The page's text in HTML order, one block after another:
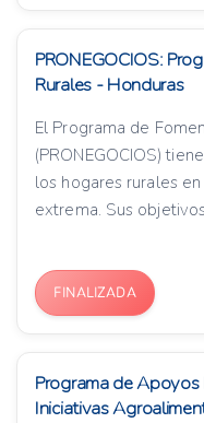
PRONEGOCIOS:
Rurales - Honduras
El Programa de
(PRONEGOCIOS)
los hogares rurales
extrema. Sus
FINALIZADA
Programa de
Iniciativas